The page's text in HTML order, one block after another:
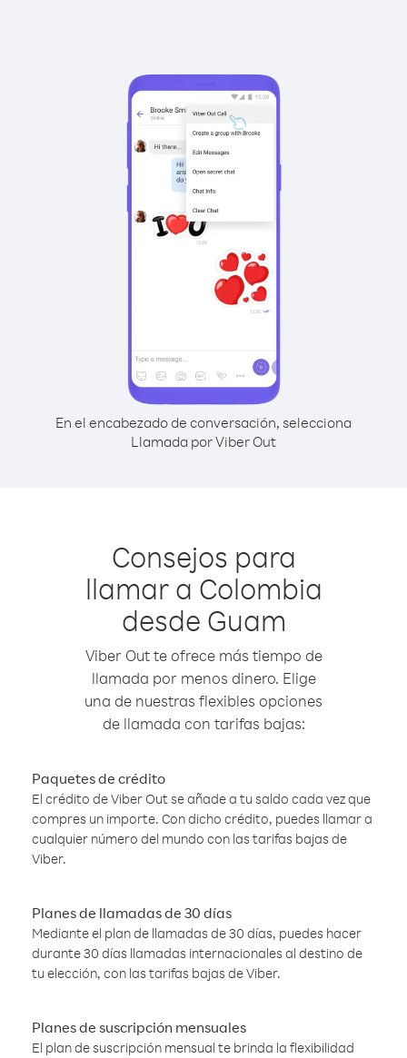
En el encabezado de conversación, selecciona
Llamada por Viber Out
Consejos para
llamar a Colombia
desde Guam
Viber Out te ofrece más tiempo de
llamada por menos dinero. Elige
una de nuestras flexibles opciones
de llamada con tarifas bajas:
Paquetes de crédito
El crédito de Viber Out se añade a tu saldo cada vez que
compres un importe. Con dicho crédito, puedes llamar a
cualquier número del mundo con las tarifas bajas de
Viber.
Planes de llamadas de 30 días
Mediante el plan de llamadas de 30 días, puedes hacer
durante 30 días llamadas internacionales al destino de
tu elección, con las tarifas bajas de Viber.
Planes de suscripción mensuales
El plan de suscripción mensual te brinda la flexibilidad